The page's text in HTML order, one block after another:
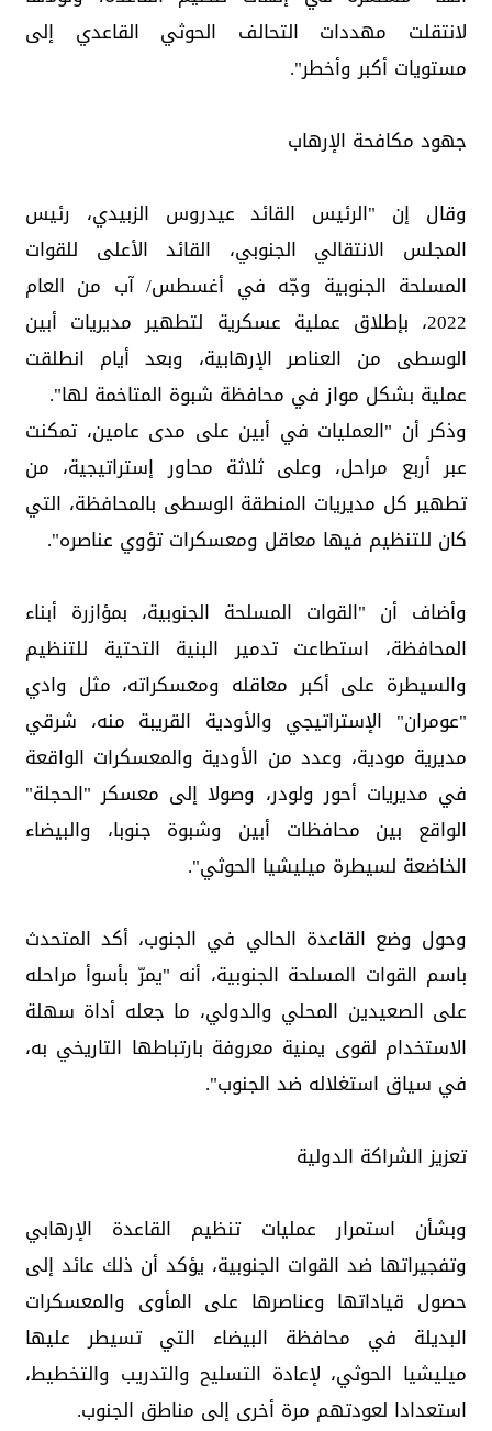
لانتقلت مهددات التحالف الحوثي القاعدي إلى
مستويات أكبر وأخطر".
جهود مكافحة الإرهاب
وقال إن "الرئيس القائد عيدروس الزبيدي، رئيس
المجلس الانتقالي الجنوبي، القائد الأعلى للقوات
المسلحة الجنوبية وجّه في أغسطس/ آب من العام
2022، بإطلاق عملية عسكرية لتطهير مديريات أبين
الوسطى من العناصر الإرهابية، وبعد أيام انطلقت
عملية بشكل مواز في محافظة شبوة المتاخمة لها".
وذكر أن "العمليات في أبين على مدى عامين، تمكنت
عبر أربع مراحل، وعلى ثلاثة محاور إستراتيجية، من
تطهير كل مديريات المنطقة الوسطى بالمحافظة، التي
كان للتنظيم فيها معاقل ومعسكرات تؤوي عناصره".
وأضاف أن "القوات المسلحة الجنوبية، بمؤازرة أبناء
المحافظة، استطاعت تدمير البنية التحتية للتنظيم
والسيطرة على أكبر معاقله ومعسكراته، مثل وادي
"عومران" الإستراتيجي والأودية القريبة منه، شرقي
مديرية مودية، وعدد من الأودية والمعسكرات الواقعة
في مديريات أحور ولودر، وصولا إلى معسكر "الحجلة"
الواقع بين محافظات أبين وشبوة جنوبا، والبيضاء
الخاضعة لسيطرة ميليشيا الحوثي".
وحول وضع القاعدة الحالي في الجنوب، أكد المتحدث
باسم القوات المسلحة الجنوبية، أنه "يمرّ بأسوأ مراحله
على الصعيدين المحلي والدولي، ما جعله أداة سهلة
الاستخدام لقوى يمنية معروفة بارتباطها التاريخي به،
في سياق استغلاله ضد الجنوب".
تعزيز الشراكة الدولية
وبشأن استمرار عمليات تنظيم القاعدة الإرهابي
وتفجيراتها ضد القوات الجنوبية، يؤكد أن ذلك عائد إلى
حصول قياداتها وعناصرها على المأوى والمعسكرات
البديلة في محافظة البيضاء التي تسيطر عليها
ميليشيا الحوثي، لإعادة التسليح والتدريب والتخطيط،
استعدادا لعودتهم مرة أخرى إلى مناطق الجنوب.